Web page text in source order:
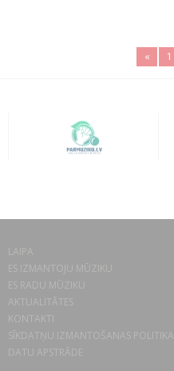
« 1
LAIPA
ES IZMANTOJU MŪZIKU
ES RADU MŪZIKU
AKTUALITĀTES
KONTAKTI
SĪKDATŅU IZMANTOŠANAS POLITIKA
DATU APSTRĀDE